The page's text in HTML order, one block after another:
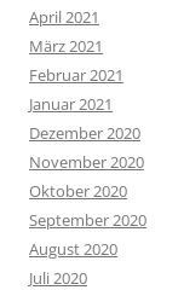
April 2021
März 2021
Februar 2021
Januar 2021
Dezember 2020
November 2020
Oktober 2020
September 2020
August 2020
Juli 2020